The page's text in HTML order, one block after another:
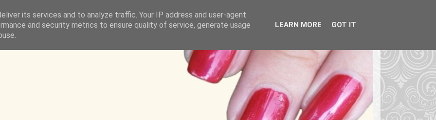
its services and to analyze traffic. Your IP address and user-agent
and security metrics to ensure quality of service, generate usage
LEARN MORE GOT IT